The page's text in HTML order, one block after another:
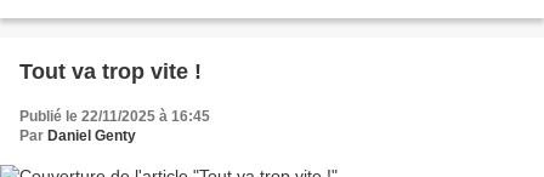
Tout va trop vite !
Publié le 22/11/2025 à 16:45
Par Daniel Genty